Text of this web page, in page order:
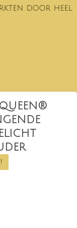
door heel